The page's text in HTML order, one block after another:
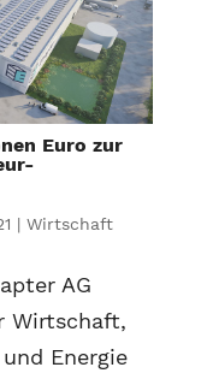
Euro zur
| Wirtschaft
AG
Wirtschaft,
Energie